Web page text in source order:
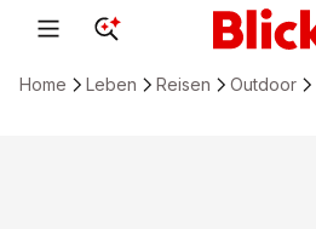
Home Leben Reisen Outdoor